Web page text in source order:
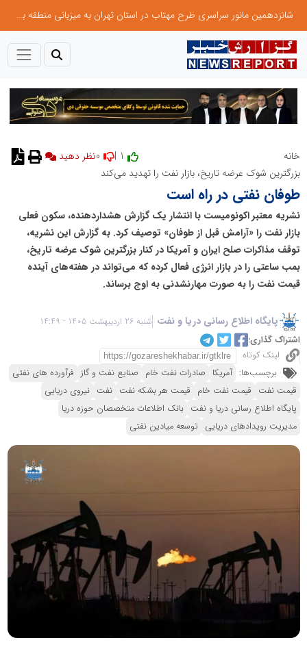
شانزدهمین مانور سراسری طرح مهتاب در استان تهران به میزبانی منطقه برق لواسان
خانه
بزرگترین شوک عرضه تاریخ، بازار نفت را تهدید می‌کند
طوفان نفتی در راه است
نشریه معتبر اکونومیست با انتشار یک گزارش هشداردهنده، سکون فعلی
بازار نفت را «آرامش قبل از طوفان» توصیف کرد. به گزارش این نشریه،
توقف مذاکرات صلح ایران و آمریکا در کنار بزرگترین شوک عرضه تاریخ،
بمب ساعتی را در بازار انرژی فعال کرده که می‌تواند در هفته‌های آینده
قیمت نفت را به صورت مهارنشدنی به اوج برساند.
پایگاه اطلاع رسانی دریا و نفت شنبه 26 اردیبهشت 1405 - 14:49
اشتراک گذاری:
لینک کوتاه
برچسب‌ها: آمریکا صادرات نفت خام صنایع نفت و گاز فرآورده های نفتی
قیمت نفت قیمت نفت خام قیمت هر بشکه نفت نفت نیروی دریایی
پایگاه اطلاع رسانی دریا و نفت بانک اطلاعات متخصصان حوزه دریا
مدیریت رویدادهای دریایی توسعه میادین نفتی